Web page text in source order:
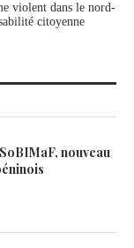
violent dans le nord-
citoyenne
nouveau